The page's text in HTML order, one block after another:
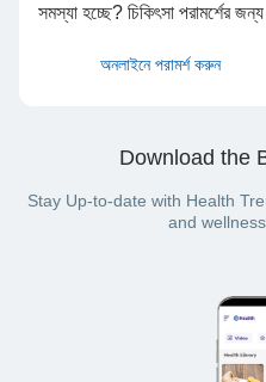
সমস্যা হচ্ছে? চিকিৎসা পরামর্শের
অনলাইনে পরামর্শ করুন
Download the
Stay Up-to-date with Health
and